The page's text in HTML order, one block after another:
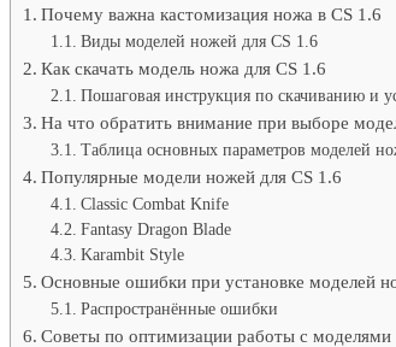
Почему важна кастомизация ножа в CS 1.6
Виды моделей ножей для CS 1.6
Как скачать модель ножа для CS 1.6
Пошаговая инструкция по скачиванию и
На что обратить внимание при выборе
Таблица основных параметров моделей
Популярные модели ножей для CS 1.6
Classic Combat Knife
Fantasy Dragon Blade
Karambit Style
Основные ошибки при установке моделей
Распространённые ошибки
Советы по оптимизации работы с